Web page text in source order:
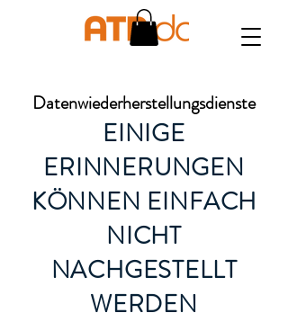
Datenwiederherstellungsdienste
EINIGE
ERINNERUNGEN
KÖNNEN EINFACH
NICHT
NACHGESTELLT
WERDEN